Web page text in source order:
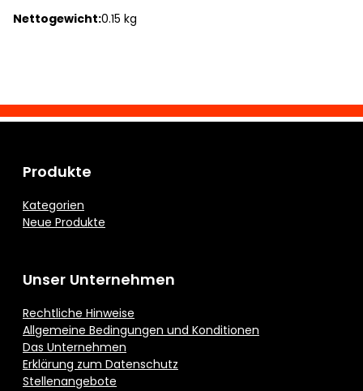
Nettogewicht:0.15 kg
Produkte
Kategorien
Neue Produkte
Unser Unternehmen
Rechtliche Hinweise
Allgemeine Bedingungen und Konditionen
Das Unternehmen
Erklärung zum Datenschutz
Stellenangebote